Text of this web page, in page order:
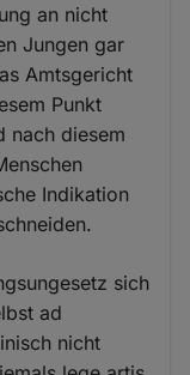
an nicht
Jungen gar
Amtsgericht
Punkt
nach diesem
Indikation
sich
ad
nicht